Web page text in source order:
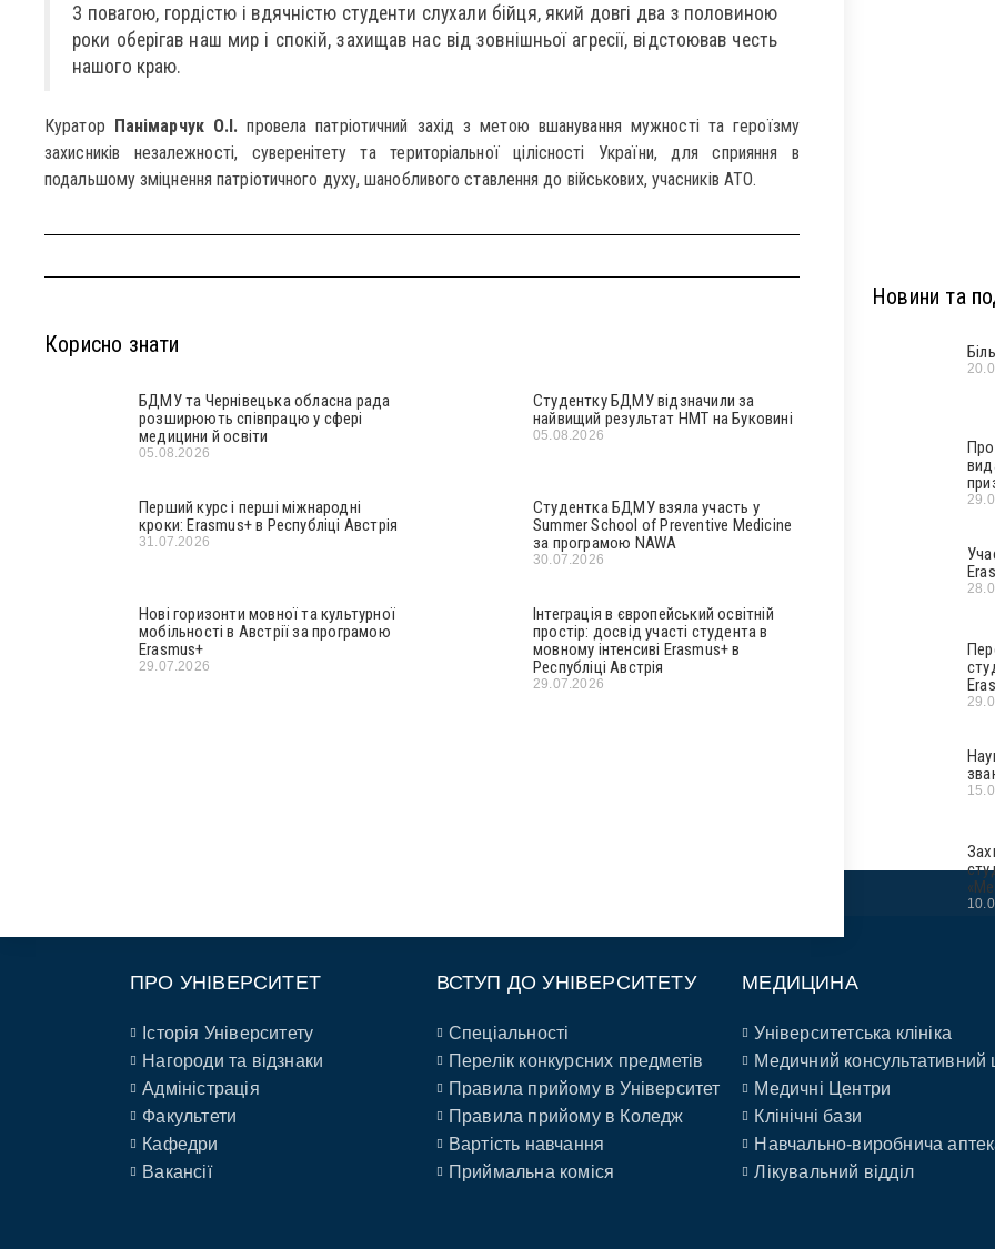
З повагою, гордістю і вдячністю студенти слухали бійця, який довгі два з половиною
роки оберігав наш мир і спокій, захищав нас від зовнішньої агресії, відстоював честь
нашого краю.
Куратор Панімарчук О.І. провела патріотичний захід з метою вшанування мужності та героїзму
захисників незалежності, суверенітету та територіальної цілісності України, для сприяння в
подальшому зміцнення патріотичного духу, шанобливого ставлення до військових, учасників АТО.
Корисно знати
БДМУ та Чернівецька обласна рада
розширюють співпрацю у сфері
медицини й освіти
05.08.2026
Студентку БДМУ відзначили за
найвищий результат НМТ на Буковині
05.08.2026
Перший курс і перші міжнародні
кроки: Erasmus+ в Республіці Австрія
31.07.2026
Студентка БДМУ взяла участь у
Summer School of Preventive Medicine
за програмою NAWA
30.07.2026
Нові горизонти мовної та культурної
мобільності в Австрії за програмою
Erasmus+
29.07.2026
Інтеграція в європейський освітній
простір: досвід участі студента в
мовному інтенсиві Erasmus+ в
Республіці Австрія
29.07.2026
Новини та
ПРО УНІВЕРСИТЕТ
Історія Університету
Нагороди та відзнаки
Адміністрація
Факультети
Кафедри
Вакансії
ВСТУП ДО УНІВЕРСИТЕТУ
Спеціальності
Перелік конкурсних предметів
Правила прийому в Університет
Правила прийому в Коледж
Вартість навчання
Приймальна коміся
МЕДИЦИНА
Університетська клініка
Медичний консультативний
Медичні Центри
Клінічні бази
Навчально-виробнича
Лікувальний відділ